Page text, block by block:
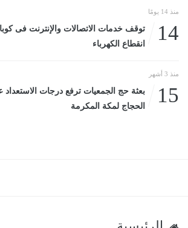
منذ 14 يومًا
14
توقف خدمات الاتصالات والإنترنت فى
انقطاع الكهرباء
منذ 3 أشهر
15
بعثة حج الجمعيات ترفع درجات
الحجاج لمكة المكرمة